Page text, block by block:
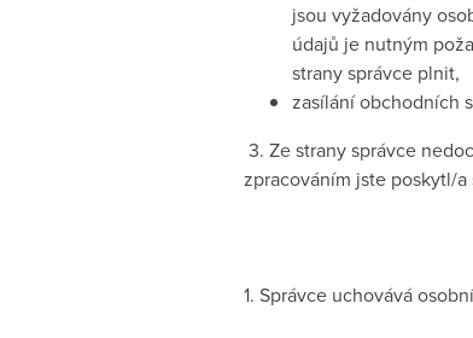
jsou vyžadovány
údajů je nutným
strany správce plnit,
zasílání obchodních
3. Ze strany správce
zpracováním jste poskytl/
1. Správce uchovává